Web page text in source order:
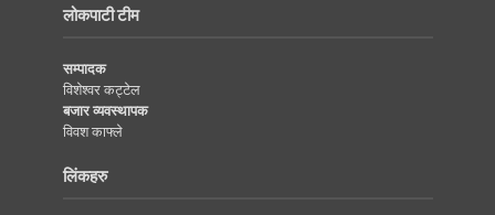
लोकपाटी टीम
सम्पादक
विशेश्वर कट्टेल
बजार व्यवस्थापक
विवश काफ्ले
लिंकहरु